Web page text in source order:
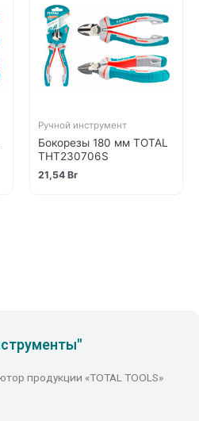
Ручной инструмент
Бокорезы 180 мм TOTAL
THT230706S
21,54 Br
продукции «TOTAL TOOLS»